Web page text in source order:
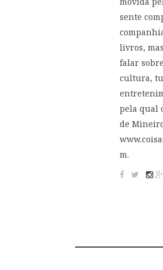
sente
livros,
falar
cultura,
pela qual
de
m.